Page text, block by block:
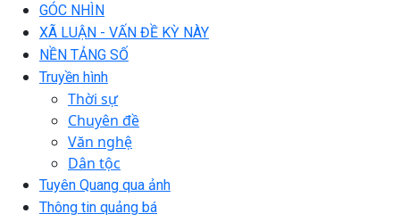
GÓC NHÌN
XÃ LUẬN - VẤN ĐỀ KỲ NÀY
NỀN TẢNG SỐ
Truyền hình
Thời sự
Chuyên đề
Văn nghệ
Dân tộc
Tuyên Quang qua ảnh
Thông tin quảng bá